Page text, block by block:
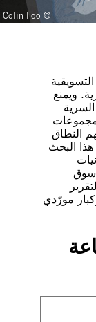
© Colin Foo
ويمنع
النطاق
هذا البحث
سوق
مورّدي